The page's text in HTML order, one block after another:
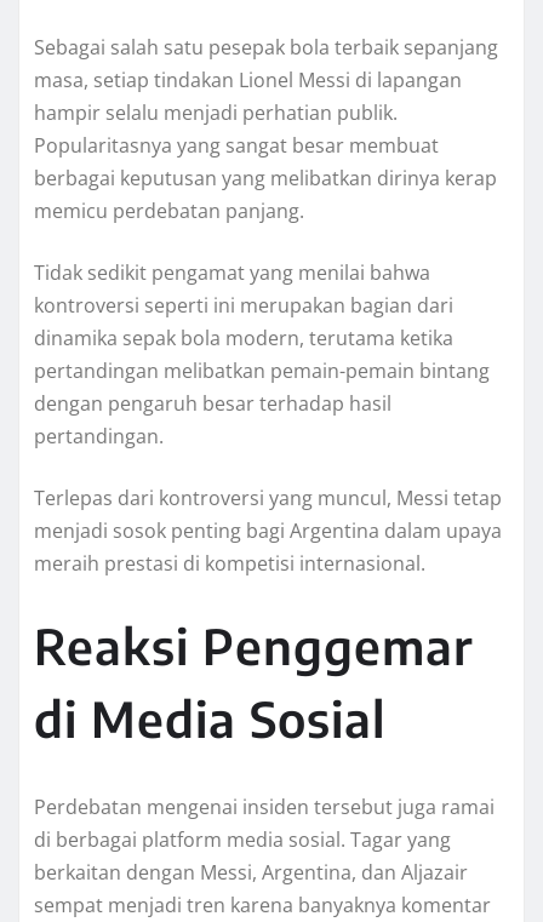
Sebagai salah satu pesepak bola terbaik sepanjang
masa, setiap tindakan Lionel Messi di lapangan
hampir selalu menjadi perhatian publik.
Popularitasnya yang sangat besar membuat
berbagai keputusan yang melibatkan dirinya kerap
memicu perdebatan panjang.
Tidak sedikit pengamat yang menilai bahwa
kontroversi seperti ini merupakan bagian dari
dinamika sepak bola modern, terutama ketika
pertandingan melibatkan pemain-pemain bintang
dengan pengaruh besar terhadap hasil
pertandingan.
Terlepas dari kontroversi yang muncul, Messi tetap
menjadi sosok penting bagi Argentina dalam upaya
meraih prestasi di kompetisi internasional.
Reaksi Penggemar
di Media Sosial
Perdebatan mengenai insiden tersebut juga ramai
di berbagai platform media sosial. Tagar yang
berkaitan dengan Messi, Argentina, dan Aljazair
sempat menjadi tren karena banyaknya komentar